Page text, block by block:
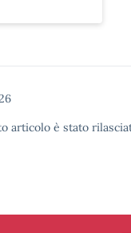
articolo è stato